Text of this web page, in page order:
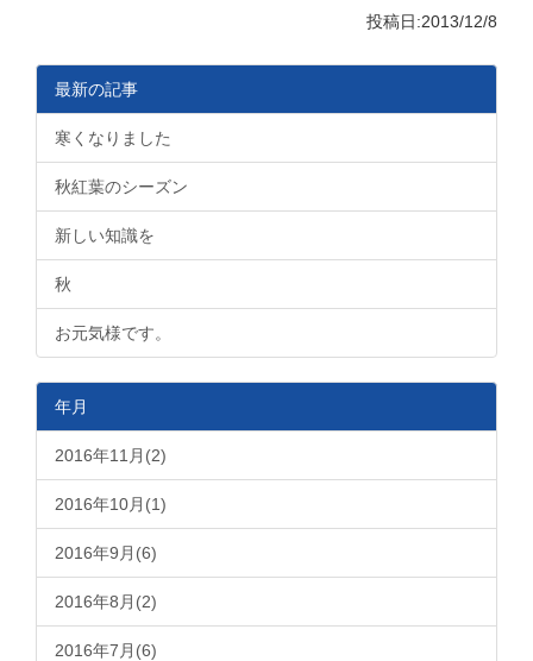
投稿日:2013/12/8
最新の記事
寒くなりました
秋紅葉のシーズン
新しい知識を
秋
お元気様です。
年月
2016年11月(2)
2016年10月(1)
2016年9月(6)
2016年8月(2)
2016年7月(6)